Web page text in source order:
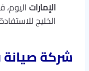
الإمارات
الخليج
شركة صيانة